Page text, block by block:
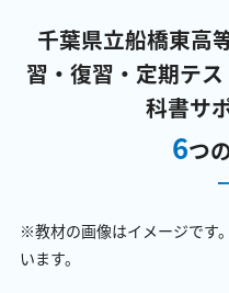
千葉県立船橋東高
習・復習・定期テス
科書サ
6つ
※教材の画像はイメージです
います。